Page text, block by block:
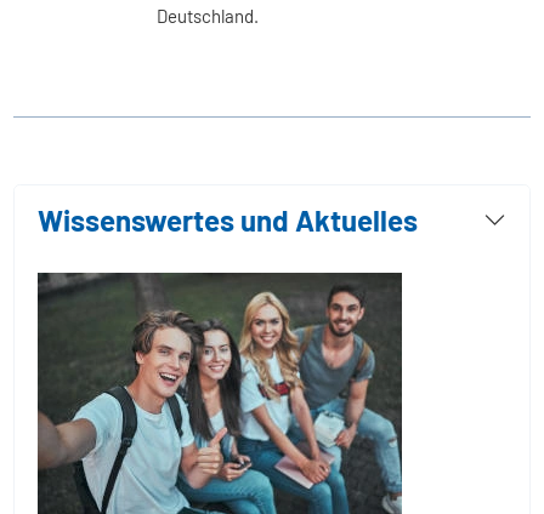
Deutschland.
Wissenswertes und Aktuelles